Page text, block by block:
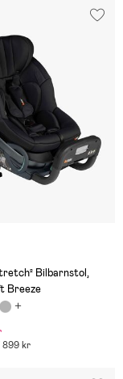
Bilbarnstol,
Breeze
899 kr